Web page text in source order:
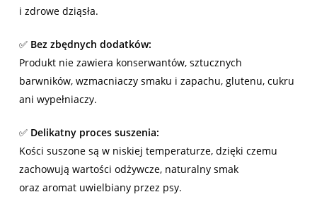
i zdrowe dziąsła.
✅ Bez zbędnych dodatków:
Produkt nie zawiera konserwantów, sztucznych
barwników, wzmacniaczy smaku i zapachu, glutenu, cukru
ani wypełniaczy.
✅ Delikatny proces suszenia:
Kości suszone są w niskiej temperaturze, dzięki czemu
zachowują wartości odżywcze, naturalny smak
oraz aromat uwielbiany przez psy.